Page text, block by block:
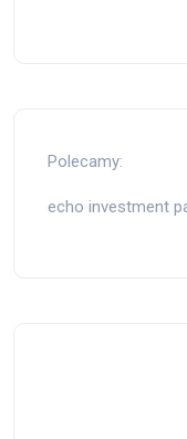
Polecamy:
echo investment